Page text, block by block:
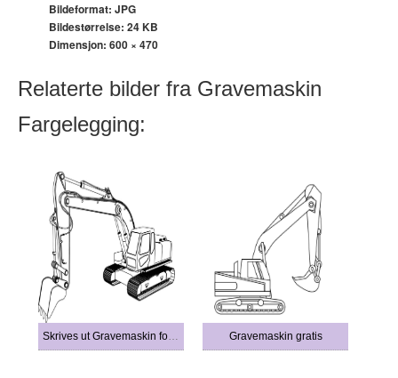
Bildeformat: JPG
Bildestørrelse: 24 KB
Dimensjon: 600 × 470
Relaterte bilder fra Gravemaskin
Fargelegging:
Skrives ut Gravemaskin for barn Gravemaskin gratis